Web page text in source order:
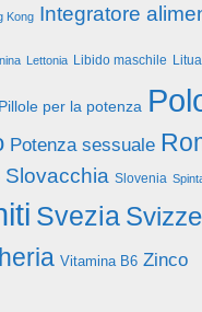
Kong Integratore
Lettonia Libido maschile
Pillole per la potenza
Potenza sessuale
Slovacchia Slovenia
Svezia
Vitamina B6 Zinco